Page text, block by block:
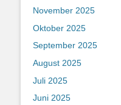
November 2025
Oktober 2025
September 2025
August 2025
Juli 2025
Juni 2025